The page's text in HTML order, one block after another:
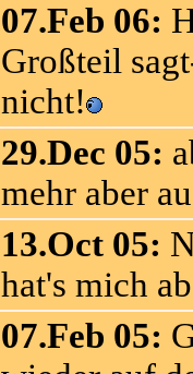
07.Feb 06:
Großteil
nicht!
29.Dec 05:
mehr aber
13.Oct 05:
hat's mich
07.Feb 05: